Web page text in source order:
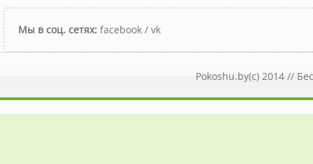
Мы в соц. сетях: facebook / vk
Pokoshu.by(c) 2014 //